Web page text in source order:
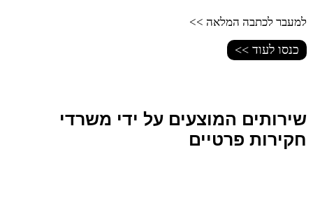
למעבר לכתבה המלאה >>
כנסו לעוד >>
שירותים המוצעים על ידי משרדי
חקירות פרטיים